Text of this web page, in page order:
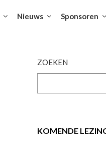
Nieuws Sponsoren
ZOEKEN
KOMENDE